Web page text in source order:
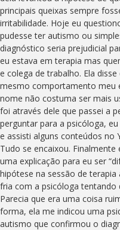
principais queixas sempre
irritabilidade. Hoje eu
pudesse ter autismo ou
diagnóstico seria prejudicial
eu estava em terapia mas
e colega de trabalho. Ela
mesmo comportamento meu
nome não costuma ser mais
foi através dele que passei a
perguntar para a psicóloga,
e assisti alguns conteúdos no
Tudo se encaixou.
uma explicação para eu ser
hipótese na sessão de
fria com a psicóloga tentando
Parecia que era uma coisa
forma, ela me indicou uma
autismo que confirmou o